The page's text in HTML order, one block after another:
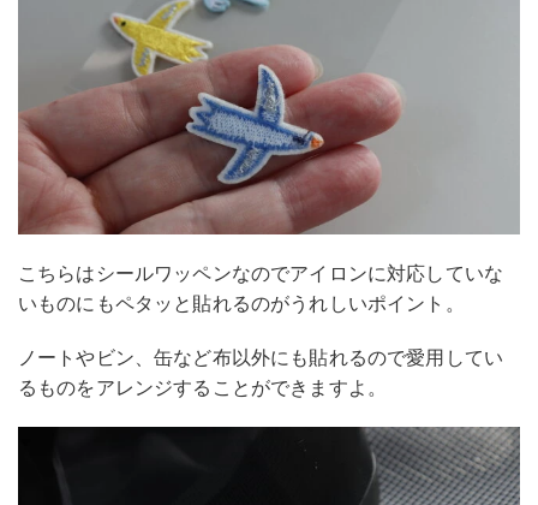
こちらはシールワッペンなのでアイロンに対応していな
いものにもペタッと貼れるのがうれしいポイント。
ノートやビン、缶など布以外にも貼れるので愛用してい
るものをアレンジすることができますよ。